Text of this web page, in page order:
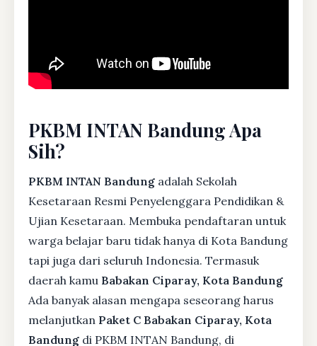
PKBM INTAN Bandung Apa
Sih?
PKBM INTAN Bandung adalah Sekolah
Kesetaraan Resmi Penyelenggara Pendidikan &
Ujian Kesetaraan. Membuka pendaftaran untuk
warga belajar baru tidak hanya di Kota Bandung
tapi juga dari seluruh Indonesia. Termasuk
daerah kamu Babakan Ciparay, Kota Bandung
Ada banyak alasan mengapa seseorang harus
melanjutkan Paket C Babakan Ciparay, Kota
Bandung di PKBM INTAN Bandung, di